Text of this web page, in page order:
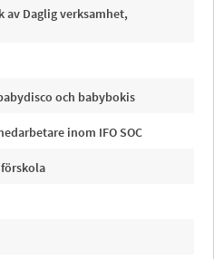
av Daglig verksamhet,
och babybokis
inom IFO SOC